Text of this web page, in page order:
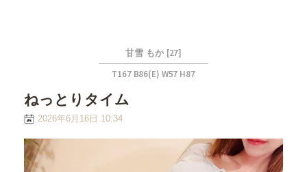
甘雪 もか [27]
T167 B86(E) W57 H87
ねっとりタイム
2026年6月16日 10:34